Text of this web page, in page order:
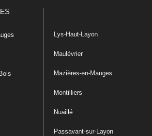
Lys-Haut-Layon
Maulévrier
Mazières-en-Mauges
Montilliers
Nuaillé
Passavant-sur-Layon